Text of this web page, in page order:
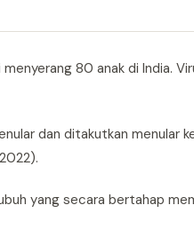
80 anak di India.
dan ditakutkan menular
yang secara bertahap